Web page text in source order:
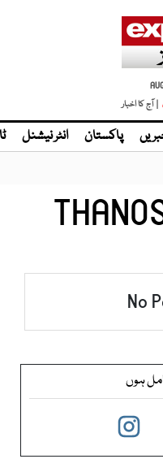
| آج کا اخبار
پاکستان انٹر نیشنل
No
ہوں